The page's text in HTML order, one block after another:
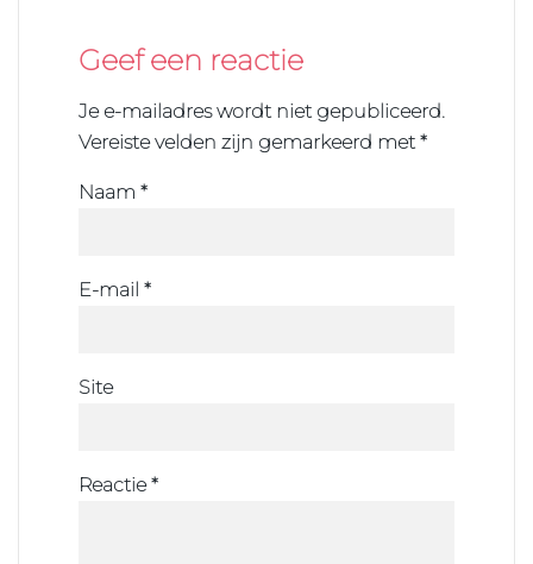
Geef een reactie
Je e-mailadres wordt niet gepubliceerd.
Vereiste velden zijn gemarkeerd met *
Naam *
E-mail *
Site
Reactie*